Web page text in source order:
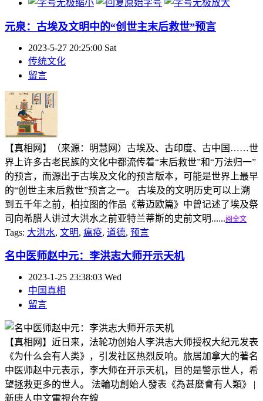
元泉：古埃及文明中的“创世主末后救世”预言
2023-5-27 20:25:00 Sat
传统文化
留言
【真相网】（来源：明慧网）古埃及、古印度、古中国……世
界上许多古老民族的文化中都流传着“末后救世”和“万法归一”
的预言，而源出于古埃及文化的预言版本，可能是世界上最早
的“创世主末后救世”预言之一。 古埃及的文明历史可以上溯
到五千年之前，柏拉图的作品《蒂迈欧篇》中曾记述了埃及祭
司向希腊人讲过大洪水之前亚特兰蒂斯的史前文明......阅全文
Tags: 大洪水, 文明, 瘟疫, 道德, 预言
名中医师赵中元：李洪志大师开示天机
2023-1-25 23:38:03 Wed
中国真相
留言
【真相网】近日来，法轮功创始人李洪志大师授权大纪元发表
《为什么会有人类》，引发社区热烈反响。旅居加拿大的著名
中医师赵中元表示，李大师在开示天机，目的是警示世人，希
望拯救更多的世人。 法輪功創始人發表《為甚麼會有人類》 |
新唐人中文電視台在線